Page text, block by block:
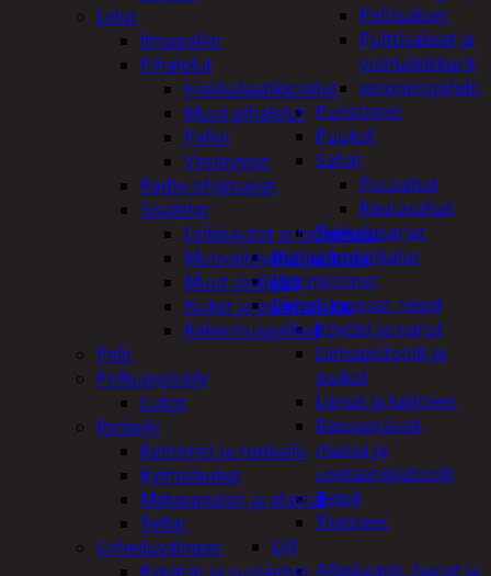
Peltisakset
Pulttisakset ja
voimaleikkurit
vetoniittipihdit
Puristimet
Puukot
Sahat
Puusahat
Rautasahat
Työkalusarjat
Korjaamotyökalut
Lämmittimet
Liimat, massat, teipit
Köydet ja narut
Liimapistoolit ja
puikot
Liimat ja lukitteet
Rasvaprässit,
massa ja
uretaanipistoolit
Teipit
Tiivisteet
LVI
Allaskaapit, hanat ja
Lelut
Ilmapallot
Pihalelut
Hiekkalaatikkolelut
Muut pihalelut
Pallot
Vesipyssyt
Radio-ohjattavat
Sisälelut
Leikkiautot ja työkoneet
Muovailuvahat ja limat
Muut sisälelut
Nuket ja pehmolelut
Rakennuspalikat
Pelit
Polkupyöräily
Lukot
Retkeily
Keittimet ja ruokailu
Kylmälaukut
Makuupussit ja alustat
Teltat
Urheiluvälineet